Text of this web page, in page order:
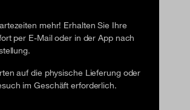
mehr! Erhalten Sie Ihre
per E-Mail oder in der App nach
auf die physische Lieferung oder
im Geschäft erforderlich.